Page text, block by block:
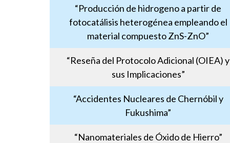
“Producción de hidrogeno a partir de
fotocatálisis heterogénea empleando el
material compuesto ZnS-ZnO”
“Reseña del Protocolo Adicional (OIEA) y
sus Implicaciones”
“Accidentes Nucleares de Chernóbil y
Fukushima”
“Nanomateriales de Óxido de Hierro”